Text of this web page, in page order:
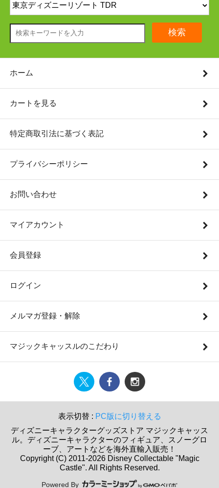
検索
ホーム
カートを見る
特定商取引法に基づく表記
プライバシーポリシー
お問い合わせ
マイアカウント
会員登録
ログイン
メルマガ登録・解除
マジックキャッスルのこだわり
表示切替 : PC版に切り替える
ディズニーキャラクターグッズストア マジックキャッス
ル。ディズニーキャラクターのフィギュア、スノーグロ
ーブ、アートなどを海外直輸入販売！
Copyright (C) 2011-2026 Disney Collectable "Magic
Castle". All Rights Reserved.
Powered By